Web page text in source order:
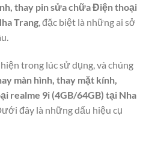
thay pin sửa chữa Điện thoại
Trang, đặc biệt là những ai sở
trong lúc sử dụng, và chúng
màn hình, thay mặt kính,
realme 9i (4GB/64GB) tại Nha
đây là những dấu hiệu cụ